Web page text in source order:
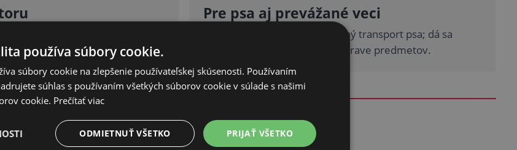
Pre psa aj prevážané veci
Určené na bezpečný a pohodlný transport psa; dá sa
použiť aj ako prepážka pri preprave predmetov.
používa súbory cookie.
súbory cookie na zlepšenie používateľskej skúsenosti. Používaním
súhlas s používaním všetkých súborov cookie v súlade s našimi
cookie. Prečítať viac
PRIJAŤ VŠETKO
ODMIETNUŤ VŠETKO